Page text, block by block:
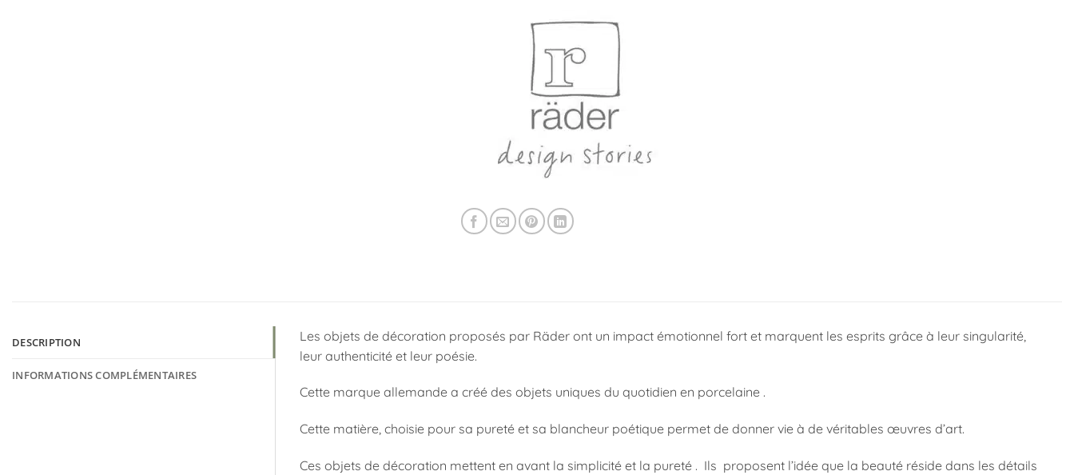
DESCRIPTION
INFORMATIONS COMPLÉMENTAIRES
Les objets de décoration proposés par Räder ont un impact émotionnel fort et marquent les esprits grâce à leur singularité,
leur authenticité et leur poésie.
Cette marque allemande a créé des objets uniques du quotidien en porcelaine .
Cette matière, choisie pour sa pureté et sa blancheur poétique permet de donner vie à de véritables œuvres d’art.
Ces objets de décoration mettent en avant la simplicité et la pureté . Ils proposent l’idée que la beauté réside dans les détails